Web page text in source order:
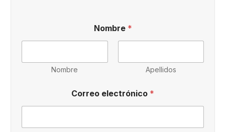
Nombre *
Nombre Apellidos
Correo electrónico *